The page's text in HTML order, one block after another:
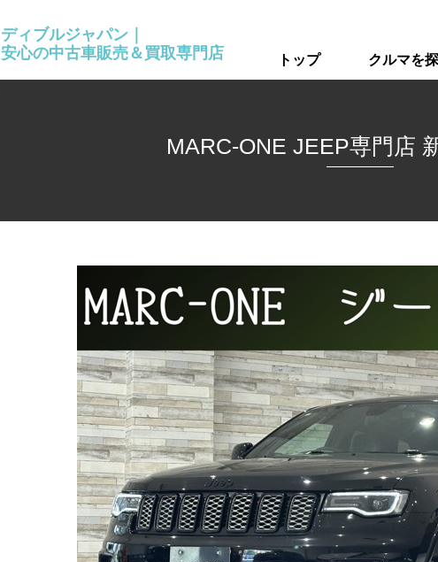
ディブルジャパン｜
安心の中古車販売＆買取専門店
トップ クルマを
MARC-ONE JEEP専門店